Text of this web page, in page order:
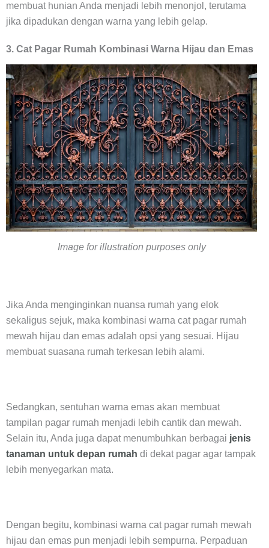
membuat hunian Anda menjadi lebih menonjol, terutama
jika dipadukan dengan warna yang lebih gelap.
3. Cat Pagar Rumah Kombinasi Warna Hijau dan Emas
Image for illustration purposes only
Jika Anda menginginkan nuansa rumah yang elok
sekaligus sejuk, maka kombinasi warna cat pagar rumah
mewah hijau dan emas adalah opsi yang sesuai. Hijau
membuat suasana rumah terkesan lebih alami.
Sedangkan, sentuhan warna emas akan membuat
tampilan pagar rumah menjadi lebih cantik dan mewah.
Selain itu, Anda juga dapat menumbuhkan berbagai jenis
tanaman untuk depan rumah di dekat pagar agar tampak
lebih menyegarkan mata.
Dengan begitu, kombinasi warna cat pagar rumah mewah
hijau dan emas pun menjadi lebih sempurna. Perpaduan